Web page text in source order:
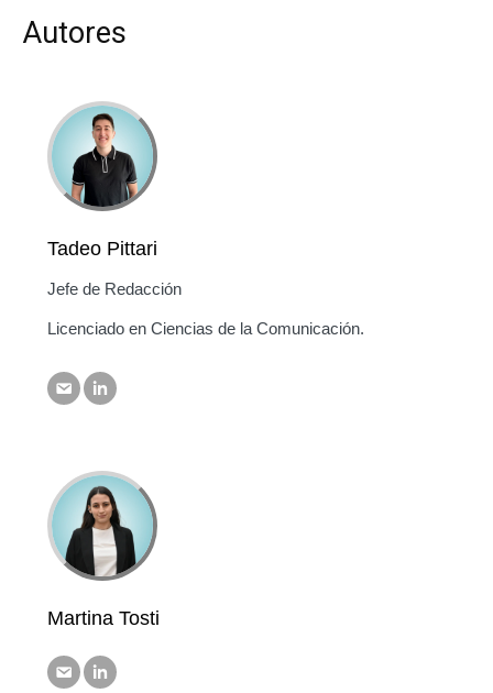
Autores
Tadeo Pittari
Jefe de Redacción
Licenciado en Ciencias de la Comunicación.
Martina Tosti